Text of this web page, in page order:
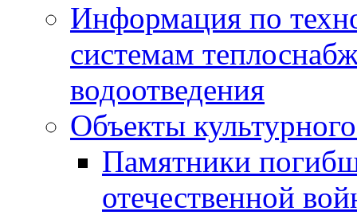
Информация по
системам
водоотведения
Объекты
Памятники
отечественной